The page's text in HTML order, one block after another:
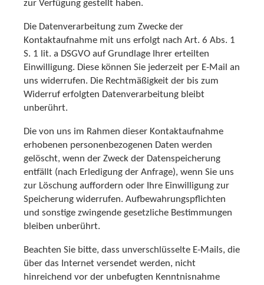
zur Verfügung gestellt haben.
Die Datenverarbeitung zum Zwecke der
Kontaktaufnahme mit uns erfolgt nach Art. 6 Abs. 1
S. 1 lit. a DSGVO auf Grundlage Ihrer erteilten
Einwilligung. Diese können Sie jederzeit per E-Mail an
uns widerrufen. Die Rechtmäßigkeit der bis zum
Widerruf erfolgten Datenverarbeitung bleibt
unberührt.
Die von uns im Rahmen dieser Kontaktaufnahme
erhobenen personenbezogenen Daten werden
gelöscht, wenn der Zweck der Datenspeicherung
entfällt (nach Erledigung der Anfrage), wenn Sie uns
zur Löschung auffordern oder Ihre Einwilligung zur
Speicherung widerrufen. Aufbewahrungspflichten
und sonstige zwingende gesetzliche Bestimmungen
bleiben unberührt.
Beachten Sie bitte, dass unverschlüsselte E-Mails, die
über das Internet versendet werden, nicht
hinreichend vor der unbefugten Kenntnisnahme